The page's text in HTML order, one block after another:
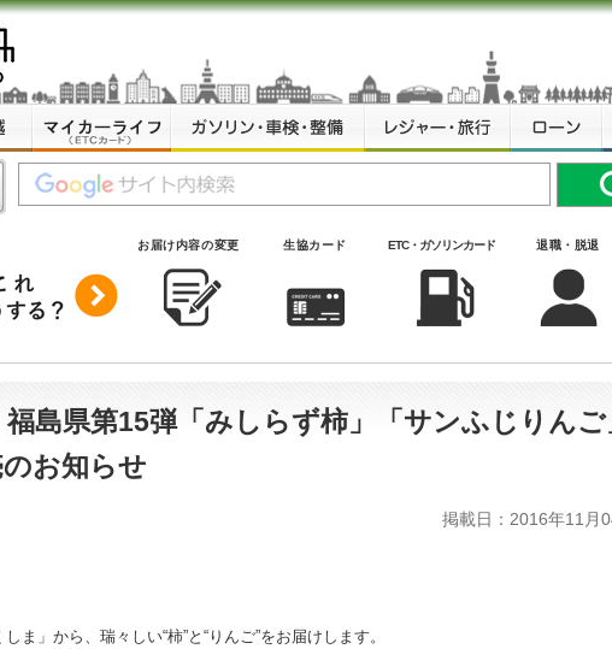
お届け内容の変更 生協カード ETC・ガソリンカード 退職・脱退
島県第15弾「みしらず柿」「サンふじりんご
お知らせ
掲載日：2016年11月
ま」から、瑞々しい“柿”と“りんご”をお届けします。